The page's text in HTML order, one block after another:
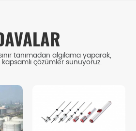
tanımadan algılama yaparak,
çözümler sunuyoruz.